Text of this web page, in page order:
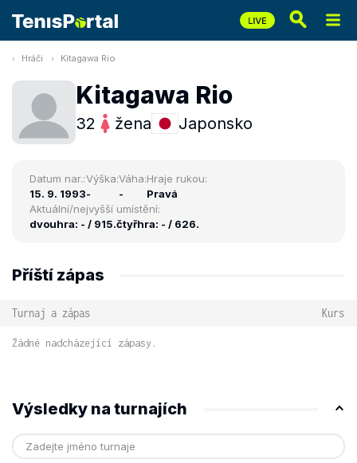
Hráči Kitagawa Rio
Kitagawa Rio
32 žena Japonsko
Datum nar.:
15. 9. 1993
Výška:
-
Váha:
-
Hraje rukou:
Pravá
Aktuální/nejvyšší umístění:
dvouhra: - / 915.čtyřhra: - / 626.
Příští zápas
Turnaj a zápas Kurs
Žádné nadcházející zápasy.
Výsledky na turnajích